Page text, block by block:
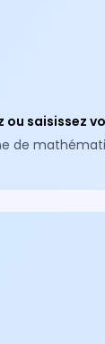
ou saisissez
de